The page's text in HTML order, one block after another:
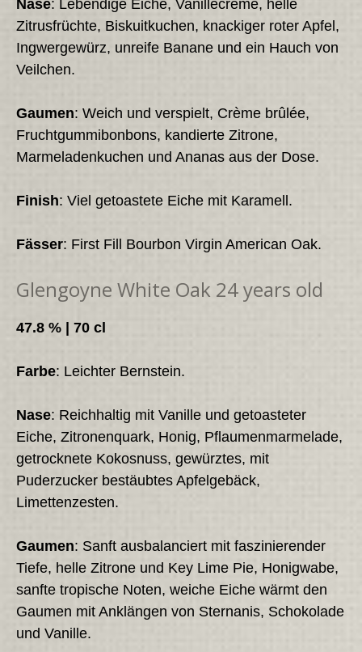
Nase: Lebendige Eiche, Vanillecreme, helle
Zitrusfrüchte, Biskuitkuchen, knackiger roter Apfel,
Ingwergewürz, unreife Banane und ein Hauch von
Veilchen.
Gaumen: Weich und verspielt, Crème brûlée,
Fruchtgummibonbons, kandierte Zitrone,
Marmeladenkuchen und Ananas aus der Dose.
Finish: Viel getoastete Eiche mit Karamell.
Fässer: First Fill Bourbon Virgin American Oak.
Glengoyne White Oak 24 years old
47.8 % | 70 cl
Farbe: Leichter Bernstein.
Nase: Reichhaltig mit Vanille und getoasteter
Eiche, Zitronenquark, Honig, Pflaumenmarmelade,
getrocknete Kokosnuss, gewürztes, mit
Puderzucker bestäubtes Apfelgebäck,
Limettenzesten.
Gaumen: Sanft ausbalanciert mit faszinierender
Tiefe, helle Zitrone und Key Lime Pie, Honigwabe,
sanfte tropische Noten, weiche Eiche wärmt den
Gaumen mit Anklängen von Sternanis, Schokolade
und Vanille.